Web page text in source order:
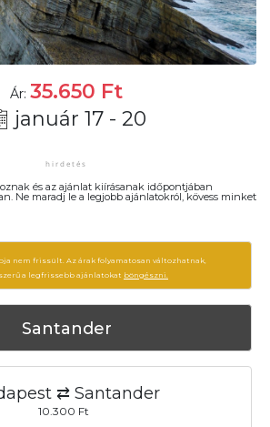
Ár: 35.650 Ft
január 17 - 20
és az ajánlat kiírásanak időpontjában
Ne maradj le a legjobb ajánlatokról, kövess minket
nem frissült. Az árak folyamatosan változhatnak,
a legfrissebb ajánlatokat böngészni.
Santander
⇄ Santander
10.300 Ft